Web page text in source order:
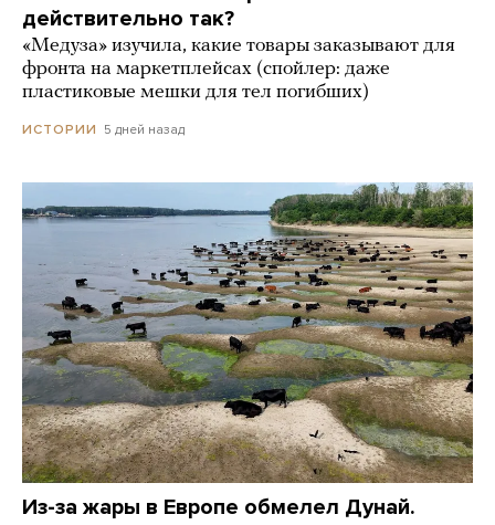
действительно так?
«Медуза» изучила, какие товары заказывают для
фронта на маркетплейсах (спойлер: даже
пластиковые мешки для тел погибших)
ИСТОРИИ 5 дней назад
Из-за жары в Европе обмелел Дунай.